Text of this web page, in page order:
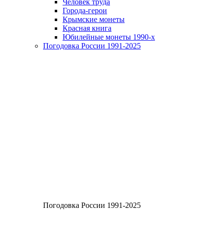
Человек труда
Города-герои
Крымские монеты
Красная книга
Юбилейные монеты 1990-х
Погодовка России 1991-2025
Погодовка России 1991-2025